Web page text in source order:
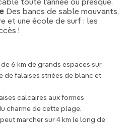
toute l’année ou presque.
Des bancs de sable mouvants,
et une école de surf : les
!
6 km de grands espaces sur
de falaises striées de blanc et
calcaires aux formes
charme de cette plage.
marcher sur 4 km le long de